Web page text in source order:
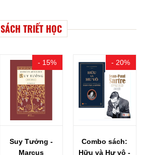
SÁCH TRIẾT HỌC
- 15%
Suy Tưởng -
Marcus
- 20%
Combo sách:
Hữu và Hư vô -